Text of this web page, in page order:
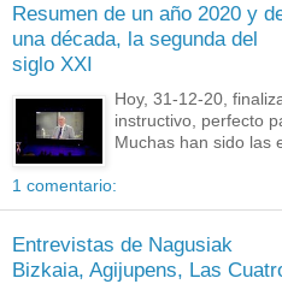
Resumen de un año 2020 y
una década, la segunda del
siglo XXI
Hoy, 31-12-20,
instructivo, perfecto
Muchas han sido las
1 comentario:
Entrevistas de Nagusiak
Bizkaia, Agijupens, Las